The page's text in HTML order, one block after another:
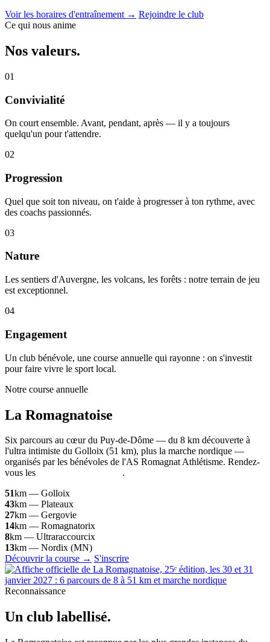
Voir les horaires d'entraînement → Rejoindre le club
Ce qui nous anime
Nos valeurs.
01
Convivialité
On court ensemble. Avant, pendant, après — il y a toujours
quelqu'un pour t'attendre.
02
Progression
Quel que soit ton niveau, on t'aide à progresser à ton rythme, avec
des coachs passionnés.
03
Nature
Les sentiers d'Auvergne, les volcans, les forêts : notre terrain de jeu
est exceptionnel.
04
Engagement
Un club bénévole, une course annuelle qui rayonne : on s'investit
pour faire vivre le sport local.
Notre course annuelle
La Romagnatoise
Six parcours au cœur du Puy-de-Dôme — du 8 km découverte à
l'ultra intimiste du Golloix (51 km), plus la marche nordique —
organisés par les bénévoles de l'AS Romagnat Athlétisme. Rendez-
vous les
.
51km — Golloix
43km — Plateaux
27km — Gergovie
14km — Romagnatorix
8km — Ultraraccourcix
13km — Nordix (MN)
Découvrir la course → S'inscrire
Reconnaissance
Un club labellisé.